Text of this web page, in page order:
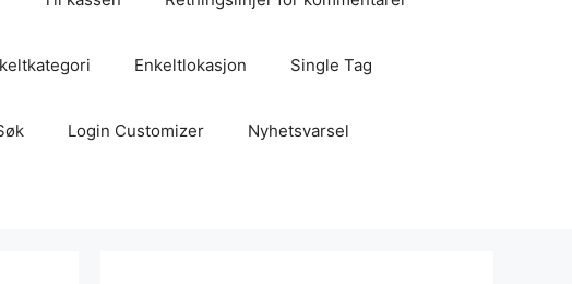
Enkeltlokasjon Single Tag
Login Customizer Nyhetsvarsel